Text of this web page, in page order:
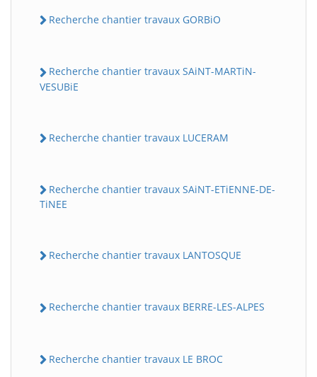
Recherche chantier travaux GORBiO
Recherche chantier travaux SAiNT-MARTiN-
VESUBiE
Recherche chantier travaux LUCERAM
Recherche chantier travaux SAiNT-ETiENNE-DE-
TiNEE
Recherche chantier travaux LANTOSQUE
Recherche chantier travaux BERRE-LES-ALPES
Recherche chantier travaux LE BROC